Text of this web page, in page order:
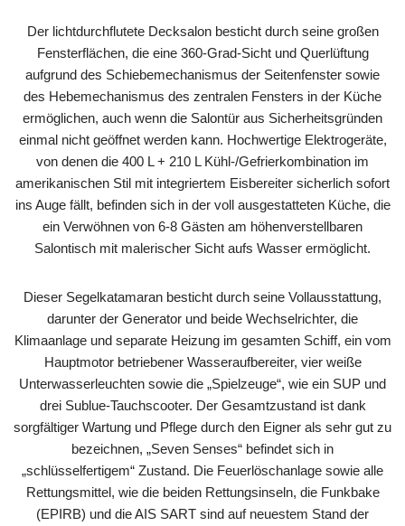
Der lichtdurchflutete Decksalon besticht durch seine großen
Fensterflächen, die eine 360-Grad-Sicht und Querlüftung
aufgrund des Schiebemechanismus der Seitenfenster sowie
des Hebemechanismus des zentralen Fensters in der Küche
ermöglichen, auch wenn die Salontür aus Sicherheitsgründen
einmal nicht geöffnet werden kann. Hochwertige Elektrogeräte,
von denen die 400 L + 210 L Kühl-/Gefrierkombination im
amerikanischen Stil mit integriertem Eisbereiter sicherlich sofort
ins Auge fällt, befinden sich in der voll ausgestatteten Küche, die
ein Verwöhnen von 6-8 Gästen am höhenverstellbaren
Salontisch mit malerischer Sicht aufs Wasser ermöglicht.
Dieser Segelkatamaran besticht durch seine Vollausstattung,
darunter der Generator und beide Wechselrichter, die
Klimaanlage und separate Heizung im gesamten Schiff, ein vom
Hauptmotor betriebener Wasseraufbereiter, vier weiße
Unterwasserleuchten sowie die „Spielzeuge“, wie ein SUP und
drei Sublue-Tauchscooter. Der Gesamtzustand ist dank
sorgfältiger Wartung und Pflege durch den Eigner als sehr gut zu
bezeichnen, „Seven Senses“ befindet sich in
„schlüsselfertigem“ Zustand. Die Feuerlöschanlage sowie alle
Rettungsmittel, wie die beiden Rettungsinseln, die Funkbake
(EPIRB) und die AIS SART sind auf neuestem Stand der